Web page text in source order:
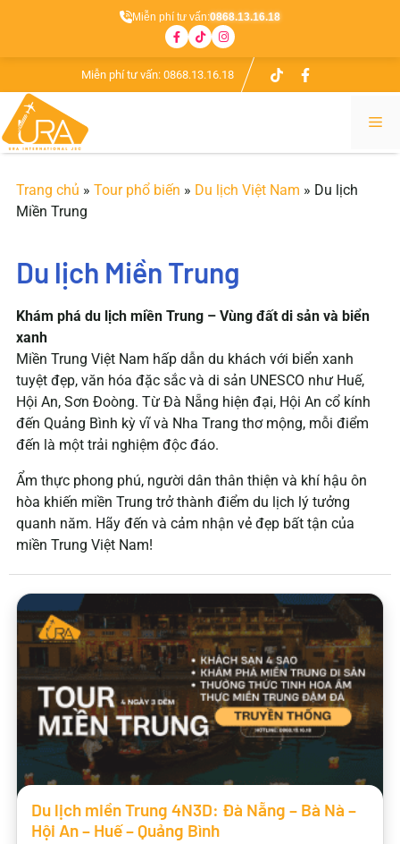
Miễn phí tư vấn:0868.13.16.18
đến
nội
dung
Miễn phí tư vấn: 0868.13.16.18
Trang chủ »Tour phổ biến » Du lịch Việt Nam » Du lịch
Miền Trung
Du lịch Miền Trung
Khám phá du lịch miền Trung – Vùng đất di sản và biển
xanh
Miền Trung Việt Nam hấp dẫn du khách với biển xanh
tuyệt đẹp, văn hóa đặc sắc và di sản UNESCO như Huế,
Hội An, Sơn Đoòng. Từ Đà Nẵng hiện đại, Hội An cổ kính
đến Quảng Bình kỳ vĩ và Nha Trang thơ mộng, mỗi điểm
đến là một trải nghiệm độc đáo.
Ẩm thực phong phú, người dân thân thiện và khí hậu ôn
hòa khiến miền Trung trở thành điểm du lịch lý tưởng
quanh năm. Hãy đến và cảm nhận vẻ đẹp bất tận của
miền Trung Việt Nam!
Du lịch miền Trung 4N3D: Đà Nẵng – Bà Nà –
Hội An – Huế – Quảng Bình